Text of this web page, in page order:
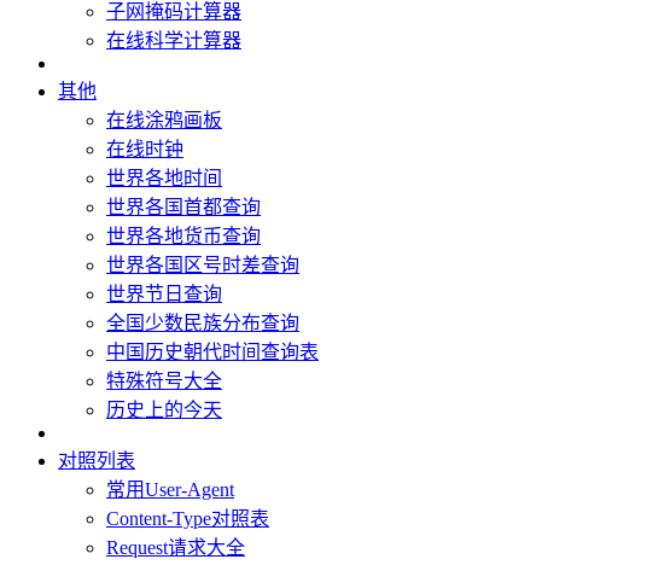
子网掩码计算器
在线科学计算器
其他
在线涂鸦画板
在线时钟
世界各地时间
世界各国首都查询
世界各地货币查询
世界各国区号时差查询
世界节日查询
全国少数民族分布查询
中国历史朝代时间查询表
特殊符号大全
历史上的今天
对照列表
常用User-Agent
Content-Type对照表
Request请求大全